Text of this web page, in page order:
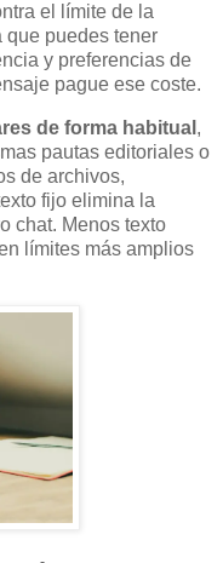
el límite de la
que puedes tener
y preferencias de
pague ese coste.
de forma habitual ,
pautas editoriales o
de archivos,
fijo elimina la
chat. Menos texto
límites más amplios